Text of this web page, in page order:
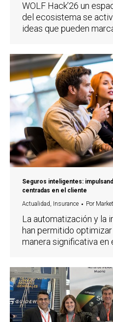
WOLF Hack’26 un
del ecosistema se
ideas que pueden
Seguros inteligentes:
centradas en el cliente
Actualidad, Insurance Por
La automatización y la
han permitido
manera significativa en